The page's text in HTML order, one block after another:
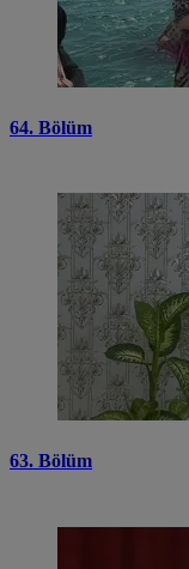
64. Bölüm
63. Bölüm